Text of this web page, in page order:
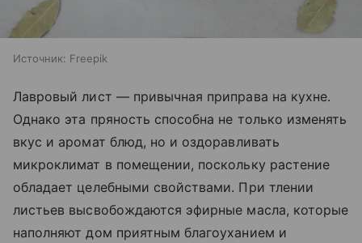
Источник: Freepik
Лавровый лист — привычная приправа на кухне.
Однако эта пряность способна не только изменять
вкус и аромат блюд, но и оздоравливать
микроклимат в помещении, поскольку растение
обладает целебными свойствами. При тлении
листьев высвобождаются эфирные масла, которые
наполняют дом приятным благоуханием и